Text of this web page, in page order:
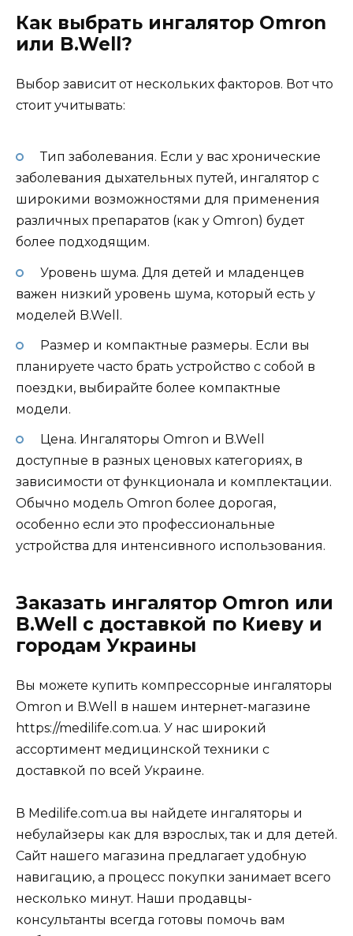
Как выбрать ингалятор Omron
или B.Well?
Выбор зависит от нескольких факторов. Вот что
стоит учитывать:
Тип заболевания. Если у вас хронические
заболевания дыхательных путей, ингалятор с
широкими возможностями для применения
различных препаратов (как у Omron) будет
более подходящим.
Уровень шума. Для детей и младенцев
важен низкий уровень шума, который есть у
моделей B.Well.
Размер и компактные размеры. Если вы
планируете часто брать устройство с собой в
поездки, выбирайте более компактные
модели.
Цена. Ингаляторы Omron и B.Well
доступные в разных ценовых категориях, в
зависимости от функционала и комплектации.
Обычно модель Omron более дорогая,
особенно если это профессиональные
устройства для интенсивного использования.
Заказать ингалятор Omron или
B.Well с доставкой по Киеву и
городам Украины
Вы можете купить компрессорные ингаляторы
Omron и B.Well в нашем интернет-магазине
https://medilife.com.ua. У нас широкий
ассортимент медицинской техники с
доставкой по всей Украине.
В Medilife.com.ua вы найдете ингаляторы и
небулайзеры как для взрослых, так и для детей.
Сайт нашего магазина предлагает удобную
навигацию, а процесс покупки занимает всего
несколько минут. Наши продавцы-
консультанты всегда готовы помочь вам